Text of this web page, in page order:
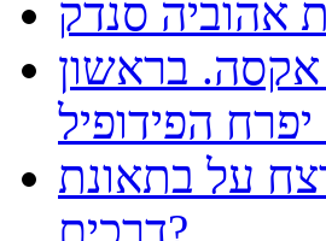
בראשון
יפרח הפידופיל
על בתאונת
דרכים?